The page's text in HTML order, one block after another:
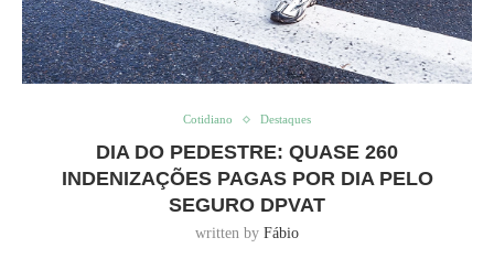
Cotidiano Destaques
DIA DO PEDESTRE: QUASE 260
INDENIZAÇÕES PAGAS POR DIA PELO
SEGURO DPVAT
written by Fábio